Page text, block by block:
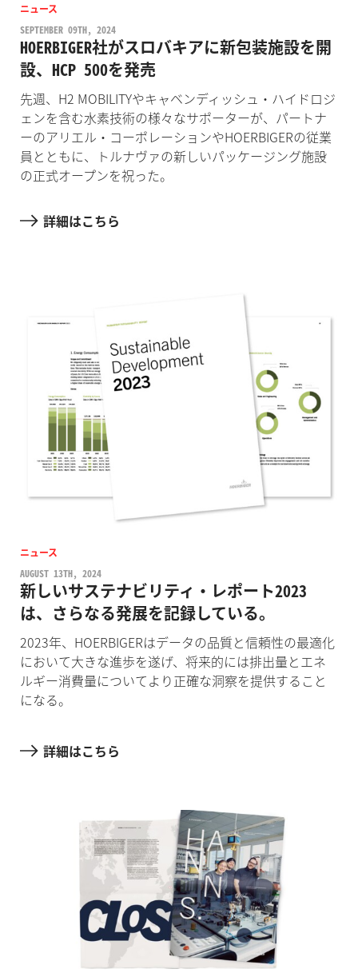
ニュース
SEPTEMBER 09TH, 2024
HOERBIGER社がスロバキアに新包装施設を開
設、HCP 500を発売
先週、H2 MOBILITYやキャベンディッシュ・ハイドロジ
ェンを含む水素技術の様々なサポーターが、パートナ
ーのアリエル・コーポレーションやHOERBIGERの従業
員とともに、トルナヴァの新しいパッケージング施設
の正式オープンを祝った。
詳細はこちら
ニュース
AUGUST 13TH, 2024
新しいサステナビリティ・レポート2023
は、さらなる発展を記録している。
2023年、HOERBIGERはデータの品質と信頼性の最適化
において大きな進歩を遂げ、将来的には排出量とエネ
ルギー消費量についてより正確な洞察を提供すること
になる。
詳細はこちら